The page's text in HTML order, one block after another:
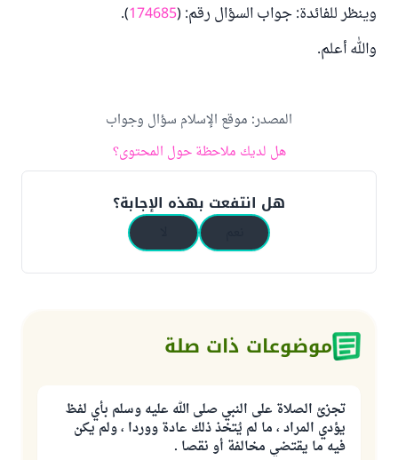
وينظر للفائدة: جواب السؤال رقم: (174685
).
والله أعلم.
المصدر:موقع الإسلام سؤال وجواب
هل لديك ملاحظة حول المحتوى؟
هل انتفعت بهذه الإجابة؟
موضوعات ذات صلة
تجزئ الصلاة على النبي صلى الله عليه وسلم بأي لفظ
يؤدي المراد ، ما لم يُتخذ ذلك عادة ووردا ، ولم يكن
فيه ما يقتضي مخالفة أو نقصا .